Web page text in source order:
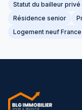
Statut du bailleur privé
Résidence senior
Logement neuf France